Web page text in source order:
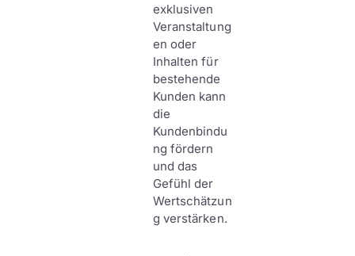
exklusiven
Veranstaltung
en oder
Inhalten für
bestehende
Kunden kann
die
Kundenbindu
ng fördern
und das
Gefühl der
Wertschätzun
g verstärken.